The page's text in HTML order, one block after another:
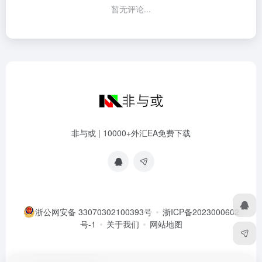
暂无评论...
非与或 | 10000+外汇EA免费下载
浙公网安备 33070302100393号
浙ICP备2023000602
号-1
关于我们 网站地图